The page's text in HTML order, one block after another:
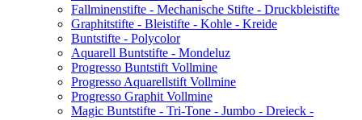
Fallminenstifte - Mechanische Stifte - Druckbleistifte
Graphitstifte - Bleistifte - Kohle - Kreide
Buntstifte - Polycolor
Aquarell Buntstifte - Mondeluz
Progresso Buntstift Vollmine
Progresso Aquarellstift Vollmine
Progresso Graphit Vollmine
Magic Buntstifte - Tri-Tone - Jumbo - Dreieck -